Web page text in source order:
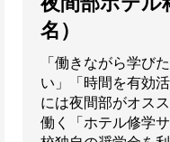
名）
「働きながら学び
い」「時間を有効
には夜間部がオス
働く「ホテル修学